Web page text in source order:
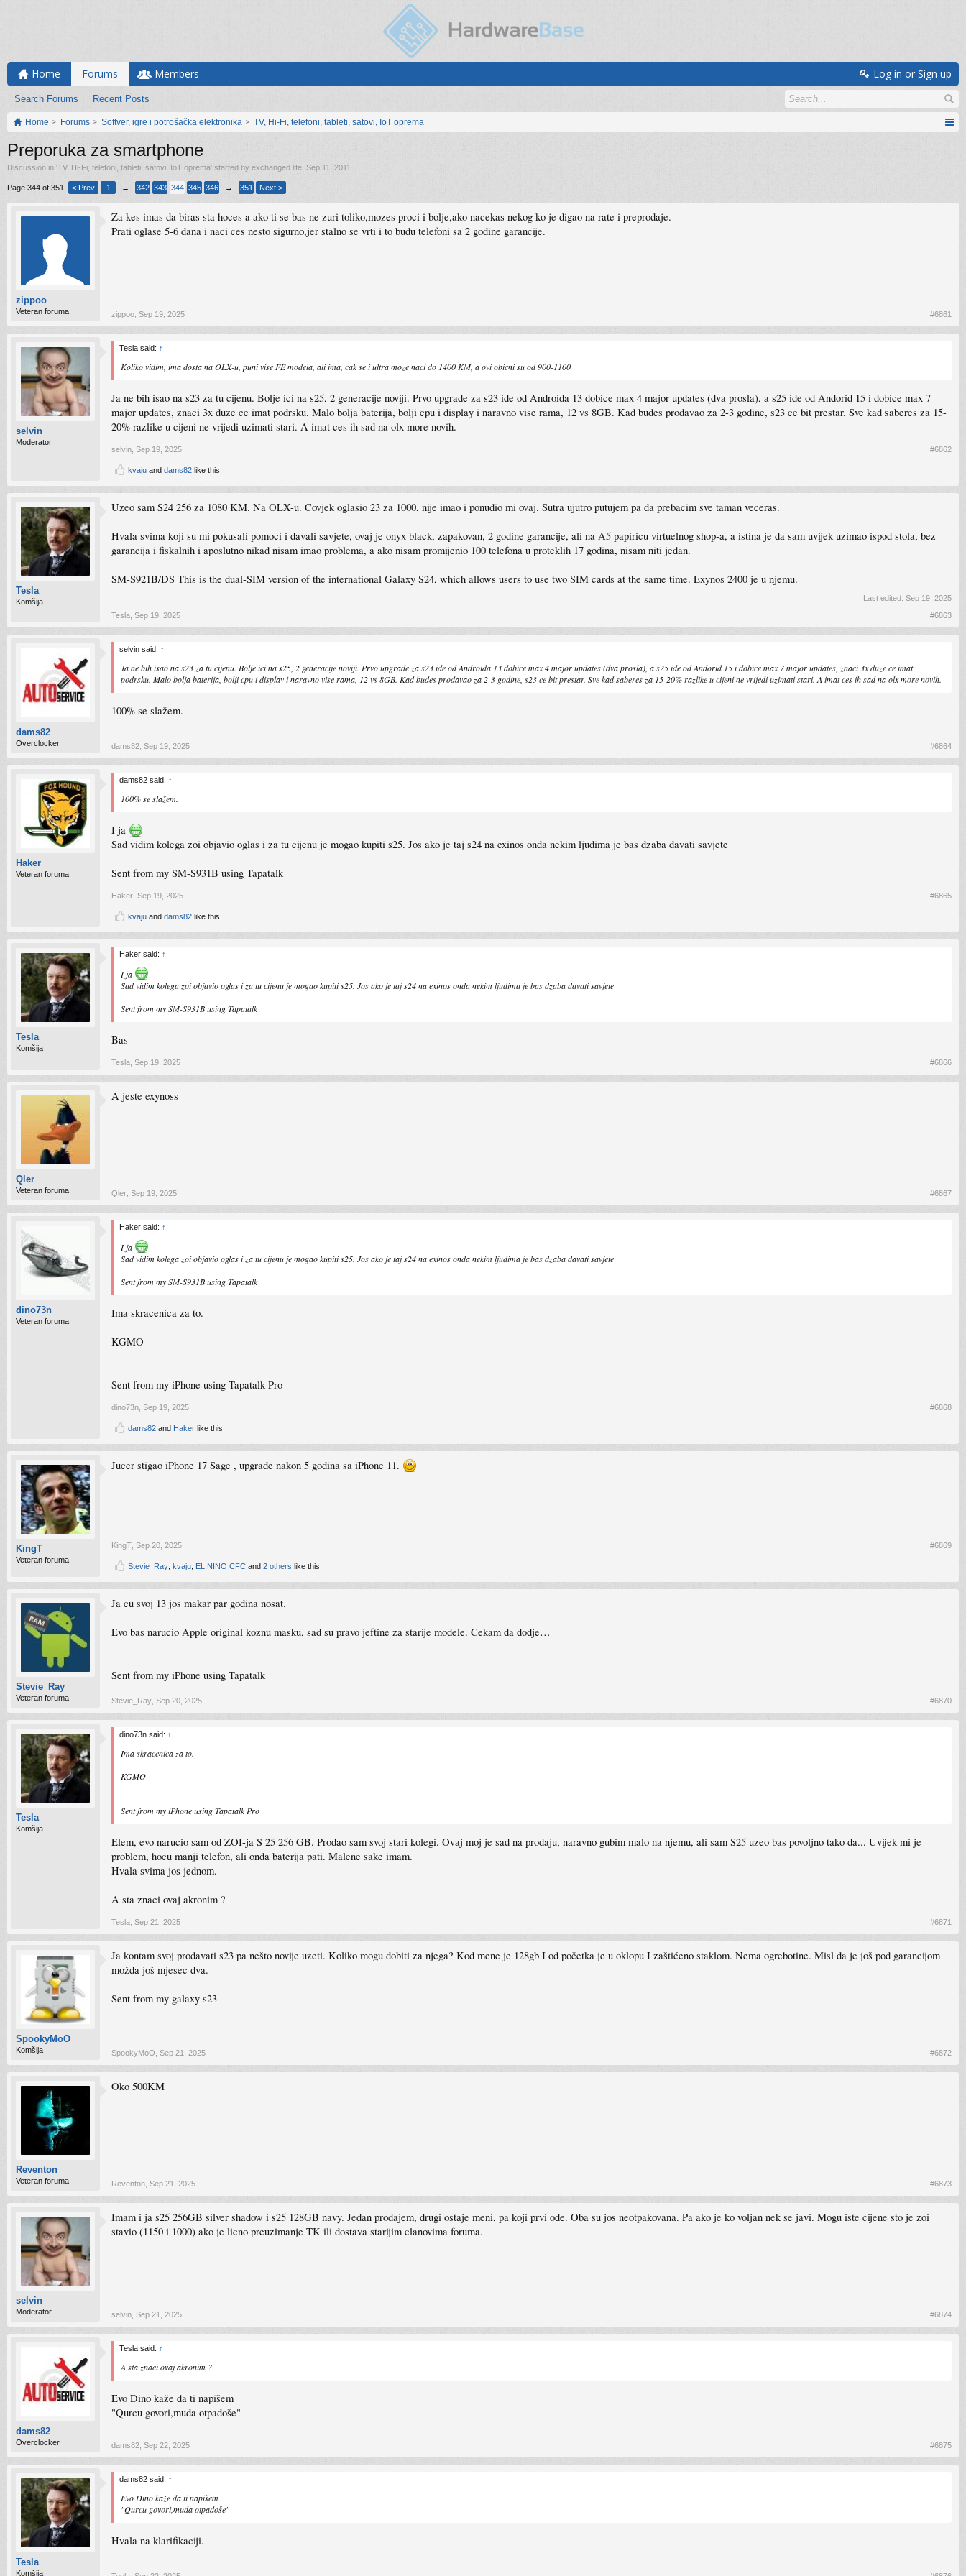
Home Forums
Search Forums Recent Posts
Members Log in or Sign up
Home Forums Softver, igre i potrošačka elektronika TV, Hi-Fi, telefoni, tableti, satovi, IoT oprema
Preporuka za smartphone
Discussion in 'TV, Hi-Fi, telefoni, tableti, satovi, IoT oprema' started by exchanged life Sep 11, 2011
Page 344 of 351 < Prev 1 ← 342 343 344 345 346 → 351 Next >
zippoo
Veteran foruma
Za kes imas da biras sta hoces a ako ti se bas ne zuri toliko,mozes proci i bolje,ako nacekas nekog ko je digao na rate i preprodaje.
Prati oglase 5-6 dana i naci ces nesto sigurno,jer stalno se vrti i to budu telefoni sa 2 godine garancije.
zippoo Sep 19, 2025 #6861
selvin
Moderator
Tesla said: ↑
Koliko vidim, ima dosta na OLX-u, puni vise FE modela, ali ima, cak se i ultra moze naci do 1400 KM, a ovi obicni su od 900-1100
Ja ne bih isao na s23 za tu cijenu. Bolje ici na s25, 2 generacije noviji. Prvo upgrade za s23 ide od Androida 13 dobice max 4 major updates (dva prosla), a s25 ide od Andorid 15 i dobice max 7
major updates, znaci 3x duze ce imat podrsku. Malo bolja baterija, bolji cpu i display i naravno vise rama, 12 vs 8GB. Kad budes prodavao za 2-3 godine, s23 ce bit prestar. Sve kad saberes za 15-
20% razlike u cijeni ne vrijedi uzimati stari. A imat ces ih sad na olx more novih.
selvin Sep 19, 2025 #6862
kvaju and dams82 like this.
Tesla
Komšija
Uzeo sam S24 256 za 1080 KM. Na OLX-u. Covjek oglasio 23 za 1000, nije imao i ponudio mi ovaj. Sutra ujutro putujem pa da prebacim sve taman veceras.
Hvala svima koji su mi pokusali pomoci i davali savjete, ovaj je onyx black, zapakovan, 2 godine garancije, ali na A5 papiricu virtuelnog shop-a, a istina je da sam uvijek uzimao ispod stola, bez
garancija i fiskalnih i aposlutno nikad nisam imao problema, a ako nisam promijenio 100 telefona u proteklih 17 godina, nisam niti jedan.
SM-S921B/DS This is the dual-SIM version of the international Galaxy S24, which allows users to use two SIM cards at the same time. Exynos 2400 je u njemu.
Last edited: Sep 19, 2025
Tesla Sep 19, 2025 #6863
dams82
Overclocker
selvin said: ↑
Ja ne bih isao na s23 za tu cijenu. Bolje ici na s25, 2 generacije noviji. Prvo upgrade za s23 ide od Androida 13 dobice max 4 major updates (dva prosla), a s25 ide od Andorid 15 i dobice max 7 major updates, znaci 3x duze ce imat
podrsku. Malo bolja baterija, bolji cpu i display i naravno vise rama, 12 vs 8GB. Kad budes prodavao za 2-3 godine, s23 ce bit prestar. Sve kad saberes za 15-20% razlike u cijeni ne vrijedi uzimati stari. A imat ces ih sad na olx more novih.
100% se slažem.
dams82 Sep 19, 2025 #6864
Haker
Veteran foruma
dams82 said: ↑
100% se slažem.
I ja
Sad vidim kolega zoi objavio oglas i za tu cijenu je mogao kupiti s25. Jos ako je taj s24 na exinos onda nekim ljudima je bas dzaba davati savjete
Sent from my SM-S931B using Tapatalk
Haker Sep 19, 2025 #6865
kvaju and dams82 like this.
Tesla
Komšija
Haker said: ↑
I ja
Sad vidim kolega zoi objavio oglas i za tu cijenu je mogao kupiti s25. Jos ako je taj s24 na exinos onda nekim ljudima je bas dzaba davati savjete
Sent from my SM-S931B using Tapatalk
Bas
Tesla Sep 19, 2025 #6866
Qler
Veteran foruma
A jeste exynoss
Qler Sep 19, 2025 #6867
dino73n
Veteran foruma
Haker said: ↑
I ja
Sad vidim kolega zoi objavio oglas i za tu cijenu je mogao kupiti s25. Jos ako je taj s24 na exinos onda nekim ljudima je bas dzaba davati savjete
Sent from my SM-S931B using Tapatalk
Ima skracenica za to.
KGMO
Sent from my iPhone using Tapatalk Pro
dino73n Sep 19, 2025 #6868
dams82 and Haker like this.
KingT
Veteran foruma
Jucer stigao iPhone 17 Sage , upgrade nakon 5 godina sa iPhone 11.
KingT Sep 20, 2025 #6869
Stevie_Ray kvaju EL NINO CFC and 2 others like this.
Stevie_Ray
Veteran foruma
Ja cu svoj 13 jos makar par godina nosat.
Evo bas narucio Apple original koznu masku, sad su pravo jeftine za starije modele. Cekam da dodje…
Sent from my iPhone using Tapatalk
Stevie_Ray Sep 20, 2025 #6870
Tesla
Komšija
dino73n said: ↑
Ima skracenica za to.
KGMO
Sent from my iPhone using Tapatalk Pro
Elem, evo narucio sam od ZOI-ja S 25 256 GB. Prodao sam svoj stari kolegi. Ovaj moj je sad na prodaju, naravno gubim malo na njemu, ali sam S25 uzeo bas povoljno tako da... Uvijek mi je
problem, hocu manji telefon, ali onda baterija pati. Malene sake imam.
Hvala svima jos jednom.
A sta znaci ovaj akronim ?
Tesla Sep 21, 2025 #6871
SpookyMoO
Komšija
Ja kontam svoj prodavati s23 pa nešto novije uzeti. Koliko mogu dobiti za njega? Kod mene je 128gb I od početka je u oklopu I zaštićeno staklom. Nema ogrebotine. Misl da je još pod garancijom
možda još mjesec dva.
Sent from my galaxy s23
SpookyMoO Sep 21, 2025 #6872
Reventon
Veteran foruma
Oko 500KM
Reventon Sep 21, 2025 #6873
selvin
Moderator
Imam i ja s25 256GB silver shadow i s25 128GB navy. Jedan prodajem, drugi ostaje meni, pa koji prvi ode. Oba su jos neotpakovana. Pa ako je ko voljan nek se javi. Mogu iste cijene sto je zoi
stavio (1150 i 1000) ako je licno preuzimanje TK ili dostava starijim clanovima foruma.
selvin Sep 21, 2025 #6874
dams82
Overclocker
Tesla said: ↑
A sta znaci ovaj akronim ?
Evo Dino kaže da ti napišem
"Qurcu govori,muda otpadoše"
dams82 Sep 22, 2025 #6875
Tesla
Komšija
dams82 said: ↑
Evo Dino kaže da ti napišem
"Qurcu govori,muda otpadoše"
Hvala na klarifikaciji.